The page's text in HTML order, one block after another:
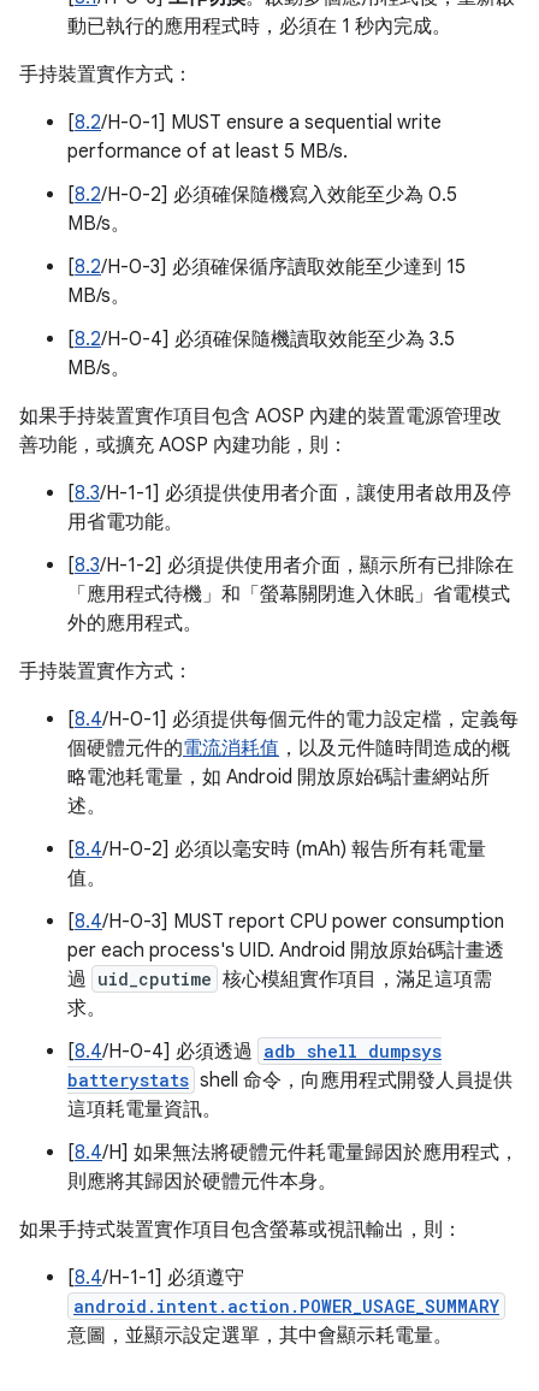
動已執行的應用程式時，必須在 1 秒內完成。
手持裝置實作方式：
[8.2/H-0-1] MUST ensure a sequential write
performance of at least 5 MB/s.
[8.2/H-0-2] 必須確保隨機寫入效能至少為 0.5
MB/s。
[8.2/H-0-3] 必須確保循序讀取效能至少達到 15
MB/s。
[8.2/H-0-4] 必須確保隨機讀取效能至少為 3.5
MB/s。
如果手持裝置實作項目包含 AOSP 內建的裝置電源管理改
善功能，或擴充 AOSP 內建功能，則：
[8.3/H-1-1] 必須提供使用者介面，讓使用者啟用及停
用省電功能。
[8.3/H-1-2] 必須提供使用者介面，顯示所有已排除在
「應用程式待機」和「螢幕關閉進入休眠」省電模式
外的應用程式。
手持裝置實作方式：
[8.4/H-0-1] 必須提供每個元件的電力設定檔，定義每
個硬體元件的電流消耗值 ，以及元件隨時間造成的概
略電池耗電量，如 Android 開放原始碼計畫網站所
述。
[8.4/H-0-2] 必須以毫安時 (mAh) 報告所有耗電量
值。
[8.4/H-0-3] MUST report CPU power consumption
per each process's UID. Android 開放原始碼計畫透
過 uid_cputime 核心模組實作項目，滿足這項需
求。
[8.4/H-0-4] 必須透過 adb shell dumpsys
batterystats shell 命令，向應用程式開發人員提供
這項耗電量資訊。
[8.4/H] 如果無法將硬體元件耗電量歸因於應用程式，
則應將其歸因於硬體元件本身。
如果手持式裝置實作項目包含螢幕或視訊輸出，則：
[8.4/H-1-1] 必須遵守
android.intent.action.POWER_USAGE_SUMMARY
意圖，並顯示設定選單，其中會顯示耗電量。